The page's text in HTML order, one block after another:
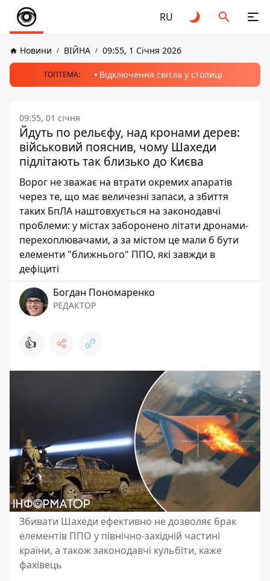
RU
Новини ВІЙНА 09:55, 1 Січня 2026
ТОПТЕМА: Відключення світла у столиці
09:55, 01 січня
Йдуть по рельєфу, над кронами дерев:
військовий пояснив, чому Шахеди
підлітають так близько до Києва
Ворог не зважає на втрати окремих апаратів
через те, що має величезні запаси, а збиття
таких БпЛА наштовхується на законодавчі
проблеми: у містах заборонено літати дронами-
перехоплювачами, а за містом це мали б бути
елементи "ближнього" ППО, які завжди в
дефіциті
Богдан Пономаренко
РЕДАКТОР
👍
Збивати Шахеди ефективно не дозволяє брак
елементів ППО у північно-західній частині
країни, а також законодавчі кульбіти, каже
фахівець